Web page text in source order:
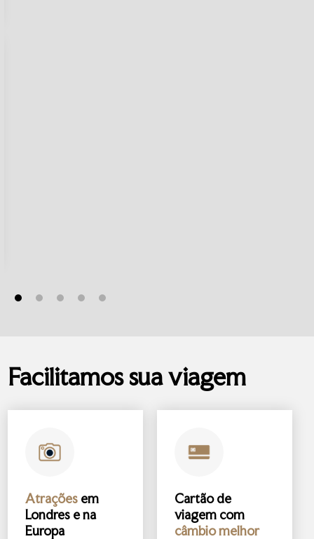
Facilitamos sua viagem
Atrações em
Londres e na
Europa
Cartão de
viagem com
câmbio melhor